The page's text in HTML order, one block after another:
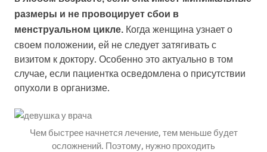
размеры и не провоцирует сбои в
менструальном цикле. Когда женщина узнает о
своем положении, ей не следует затягивать с
визитом к доктору. Особенно это актуально в том
случае, если пациентка осведомлена о присутствии
опухоли в организме.
Чем быстрее начнется лечение, тем меньше будет
осложнений. Поэтому, нужно проходить